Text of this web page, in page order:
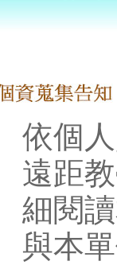
依個
遠距
細閱
與本